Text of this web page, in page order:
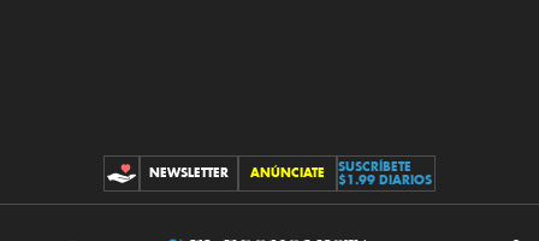
CONTRIBUCIONES
NEWSLETTER ANÚNCIATE
SUSCRÍBETE
$1.99 DIARIOS